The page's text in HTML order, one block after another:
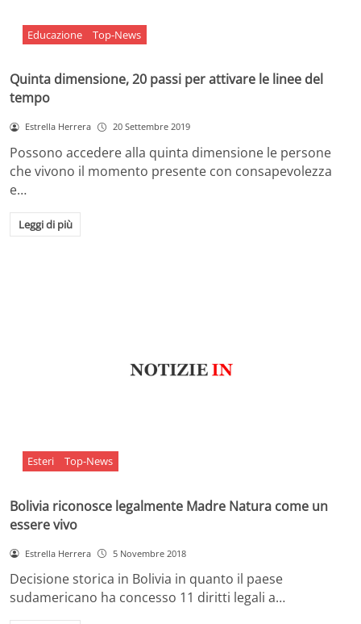
Educazione Top-News
Quinta dimensione, 20 passi per attivare le linee del
tempo
Estrella Herrera 20 Settembre 2019
Possono accedere alla quinta dimensione le persone
che vivono il momento presente con consapevolezza
e…
Leggi di più
Esteri Top-News
Bolivia riconosce legalmente Madre Natura come un
essere vivo
Estrella Herrera 5 Novembre 2018
Decisione storica in Bolivia in quanto il paese
sudamericano ha concesso 11 diritti legali a…